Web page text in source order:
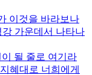
이것을 바라보나
가운데서 나타나
될 줄로 여기라
혜대로 너희에게